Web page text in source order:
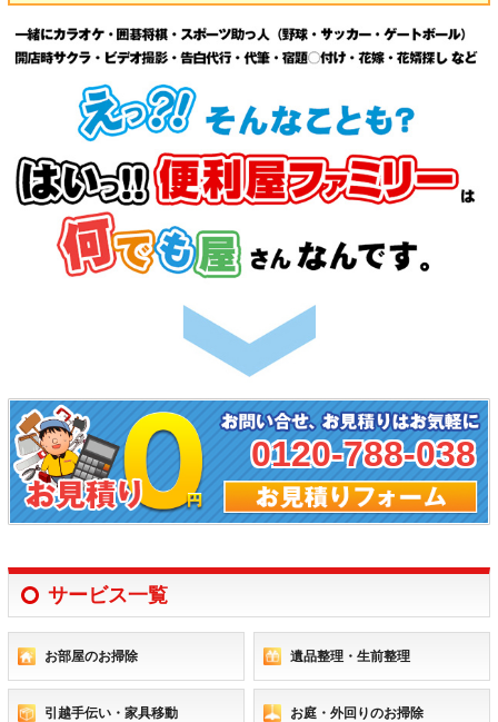
0120-788-038
サービス一覧
お部屋のお掃除 遺品整理・生前整理
引越手伝い・家具移動 お庭・外回りのお掃除